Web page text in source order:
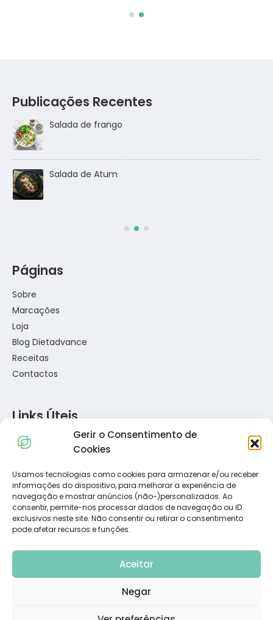
Gerir o Consentimento de
Cookies
Usamos tecnologias como cookies para armazenar e/ou receber
informações do dispositivo, para melhorar a experiência de
navegação e mostrar anúncios (não-)personalizados. Ao
consentir, permite-nos processar dados de navegação ou ID
exclusivos neste site. Não consentir ou retirar o consentimento
pode afetar recursos e funções.
Aceitar
Negar
Publicações Recentes
Salada de frango
Salada de Atum
Páginas
Sobre
Marcações
Loja
Blog Dietadvance
Receitas
Contactos
Links Úteis
Política de Privacidade
Política de Cookies
Termos e Condições
Resolução de Conflitos de Consumo
Livro de Reclamações
Subscreva a Nossa Newsletter